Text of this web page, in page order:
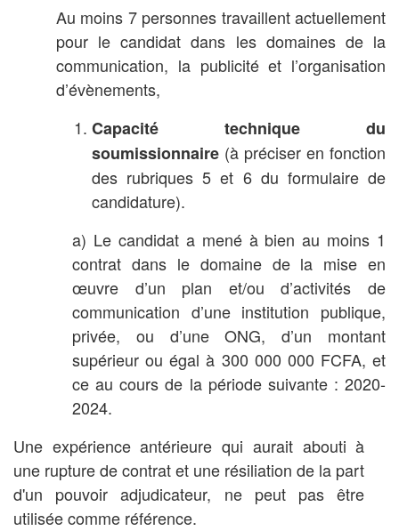
Au moins 7 personnes travaillent actuellement
pour le candidat dans les domaines de la
communication, la publicité et l’organisation
d’évènements,
Capacité technique du
soumissionnaire (à préciser en fonction
des rubriques 5 et 6 du formulaire de
candidature).
a) Le candidat a mené à bien au moins 1
contrat dans le domaine de la mise en
œuvre d’un plan et/ou d’activités de
communication d’une institution publique,
privée, ou d’une ONG, d’un montant
supérieur ou égal à 300 000 000 FCFA, et
ce au cours de la période suivante : 2020-
2024.
Une expérience antérieure qui aurait abouti à
une rupture de contrat et une résiliation de la part
d'un pouvoir adjudicateur, ne peut pas être
utilisée comme référence.